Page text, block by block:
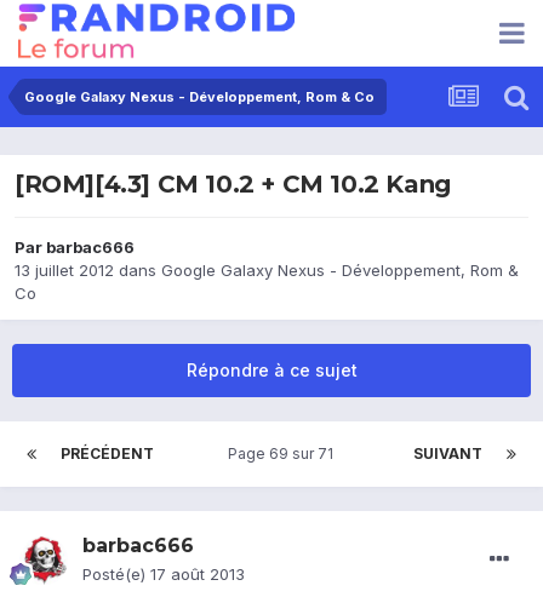
Google Galaxy Nexus - Développement, Rom & Co
[ROM][4.3] CM 10.2 + CM 10.2 Kang
Par barbac666
13 juillet 2012 dans Google Galaxy Nexus - Développement, Rom &
Co
Répondre à ce sujet
PRÉCÉDENT SUIVANT
Page 69 sur 71
barbac666
Posté(e) 17 août 2013